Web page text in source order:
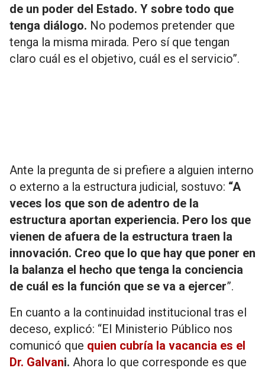
de un poder del Estado. Y sobre todo que
tenga diálogo. No podemos pretender que
tenga la misma mirada. Pero sí que tengan
claro cuál es el objetivo, cuál es el servicio”.
Ante la pregunta de si prefiere a alguien interno
o externo a la estructura judicial, sostuvo: “A
veces los que son de adentro de la
estructura aportan experiencia. Pero los que
vienen de afuera de la estructura traen la
innovación. Creo que lo que hay que poner en
la balanza el hecho que tenga la conciencia
de cuál es la función que se va a ejercer”.
En cuanto a la continuidad institucional tras el
deceso, explicó: “El Ministerio Público nos
comunicó que quien cubría la vacancia es el
Dr. Galvani. Ahora lo que corresponde es que